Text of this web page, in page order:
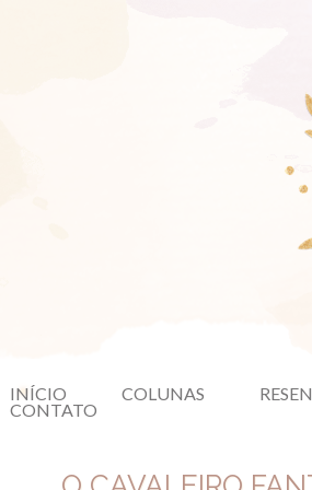
INÍCIO COLUNAS
CONTATO